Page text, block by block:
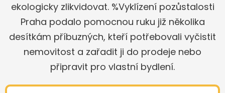
ekologicky zlikvidovat. %Vyklízení pozůstalosti
Praha podalo pomocnou ruku již několika
desítkám příbuzných, kteří potřebovali vyčistit
nemovitost a zařadit ji do prodeje nebo
připravit pro vlastní bydlení.